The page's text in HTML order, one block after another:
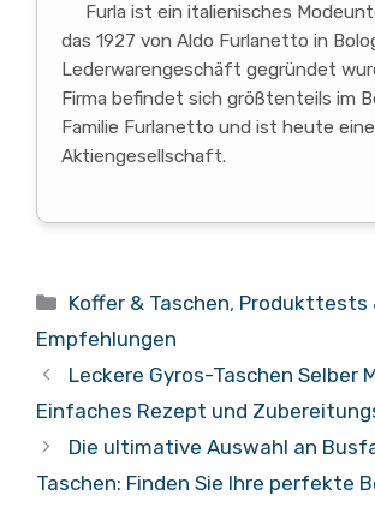
Furla ist ein italienisches
das 1927 von Aldo Furlanetto in
Lederwarengeschäft gegründet
Firma befindet sich größtenteils im
Familie Furlanetto und ist heute eine
Aktiengesellschaft.
Kategorien
Koffer & Taschen, Produkttests
Empfehlungen
Leckere Gyros-Taschen Selber
Einfaches Rezept und
Die ultimative Auswahl an
Taschen: Finden Sie Ihre perfekte